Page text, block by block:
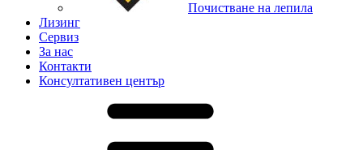
Почистване на лепила
Лизинг
Сервиз
За нас
Контакти
Консултативен център